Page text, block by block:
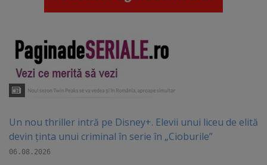
Un nou thriller intră pe Disney+. Elevii unui liceu de elită
devin ținta unui criminal în serie în „Cioburile”
06.08.2026